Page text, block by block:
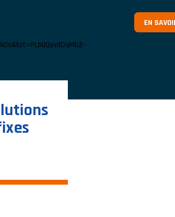
EN